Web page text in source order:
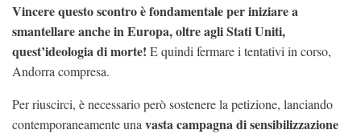
Vincere questo scontro è fondamentale per iniziare a
smantellare anche in Europa, oltre agli Stati Uniti,
quest’ideologia di morte! E quindi fermare i tentativi in corso,
Andorra compresa.
Per riuscirci, è necessario però sostenere la petizione, lanciando
contemporaneamente una vasta campagna di sensibilizzazione